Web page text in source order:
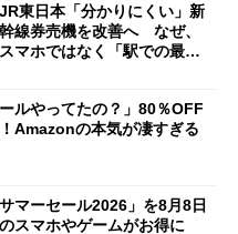
JR東日本「分かりにくい」新
幹線券売機を改善へ なぜ、
スマホではなく「駅での最短
ルやってたの？」80％OFF
Amazonの本気が凄すぎる
マーセール2026」を8月8日
スマホやゲームがお得に